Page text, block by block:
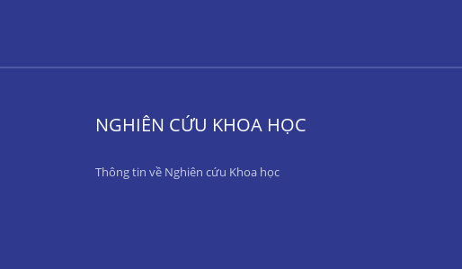
NGHIÊN CỨU KHOA HỌC
Thông tin về Nghiên cứu Khoa học